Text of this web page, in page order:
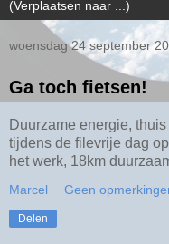
woensdag 24 september
Ga toch fietsen!
Duurzame energie,
tijdens de filevrije dag
het werk, 18km
Marcel Geen
Delen